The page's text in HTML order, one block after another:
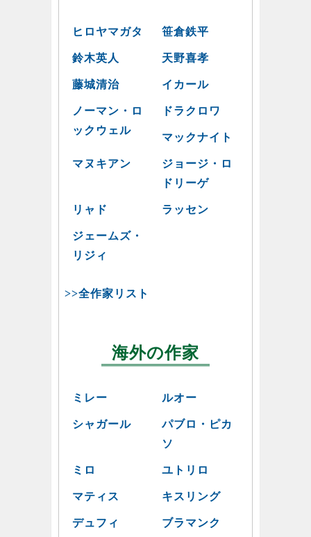
ヒロヤマガタ 笹倉鉄平
鈴木英人 天野喜孝
藤城清治 イカール
ノーマン・ロ
ックウェル
ドラクロワ
マックナイト
マヌキアン
ジョージ・ロ
ドリーゲ
リャド ラッセン
ジェームズ・
リジィ
>>全作家リスト
海外の作家
ミレー ルオー
シャガール
パブロ・ピカ
ソ
ミロ ユトリロ
マティス キスリング
デュフィ ブラマンク